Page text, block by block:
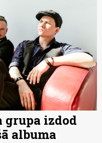
grupa izdod
albuma